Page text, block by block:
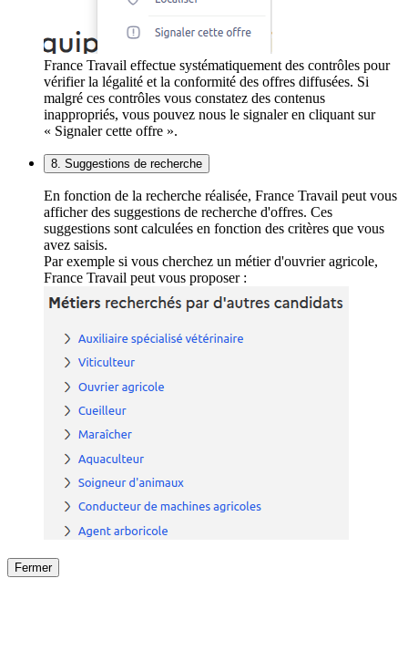
France Travail effectue systématiquement des contrôles pour
vérifier la légalité et la conformité des offres diffusées. Si
malgré ces contrôles vous constatez des contenus
inappropriés, vous pouvez nous le signaler en cliquant sur
« Signaler cette offre ».
8. Suggestions de recherche
En fonction de la recherche réalisée, France Travail peut vous
afficher des suggestions de recherche d'offres. Ces
suggestions sont calculées en fonction des critères que vous
avez saisis.
Par exemple si vous cherchez un métier d'ouvrier agricole,
France Travail peut vous proposer :
Fermer